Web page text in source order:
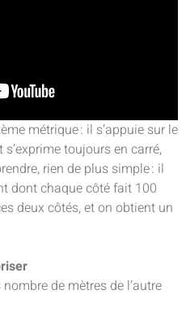
métrique : il s’appuie sur le
toujours en carré,
rien de plus simple : il
dont chaque côté fait 100
deux côtés, et on obtient un
de mètres de l’autre